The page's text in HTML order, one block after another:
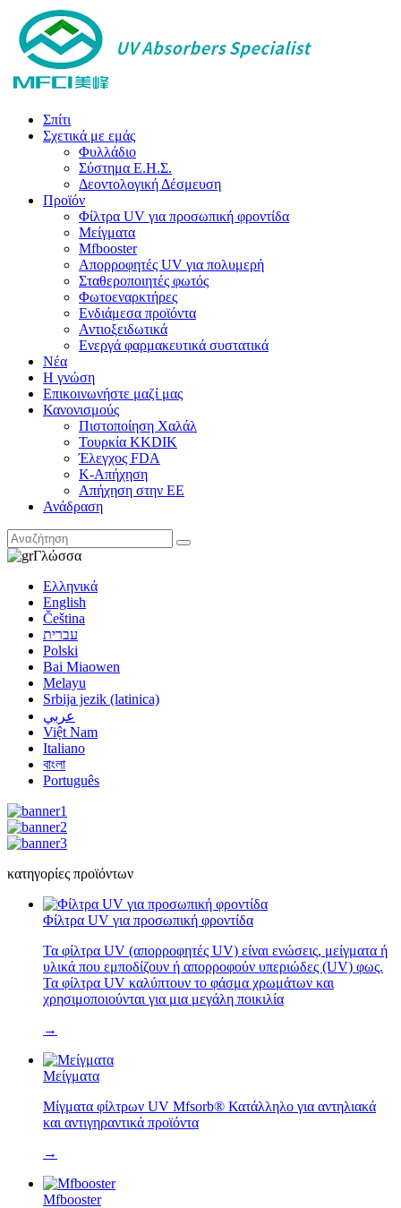
Σπίτι
Σχετικά με εμάς
Φυλλάδιο
Σύστημα Ε.Η.Σ.
Δεοντολογική Δέσμευση
Προϊόν
Φίλτρα UV για προσωπική φροντίδα
Μείγματα
Mfbooster
Απορροφητές UV για πολυμερή
Σταθεροποιητές φωτός
Φωτοεναρκτήρες
Ενδιάμεσα προϊόντα
Αντιοξειδωτικά
Ενεργά φαρμακευτικά συστατικά
Νέα
Η γνώση
Επικοινωνήστε μαζί μας
Κανονισμούς
Πιστοποίηση Χαλάλ
Τουρκία KKDIK
Έλεγχος FDA
K-Απήχηση
Απήχηση στην ΕΕ
Ανάδραση
Γλώσσα
Ελληνικά
English
Čeština
עברית
Polski
Bai Miaowen
Melayu
Srbija jezik (latinica)
عربي
Việt Nam
Italiano
বাংলা
Português
κατηγορίες προϊόντων
Φίλτρα UV για προσωπική φροντίδα
Τα φίλτρα UV (απορροφητές UV) είναι ενώσεις, μείγματα ή
υλικά που εμποδίζουν ή απορροφούν υπεριώδες (UV) φως.
Τα φίλτρα UV καλύπτουν το φάσμα χρωμάτων και
χρησιμοποιούνται για μια μεγάλη ποικιλία
→
Μείγματα
Μίγματα φίλτρων UV Mfsorb® Κατάλληλο για αντηλιακά
και αντιγηραντικά προϊόντα
→
Mfbooster